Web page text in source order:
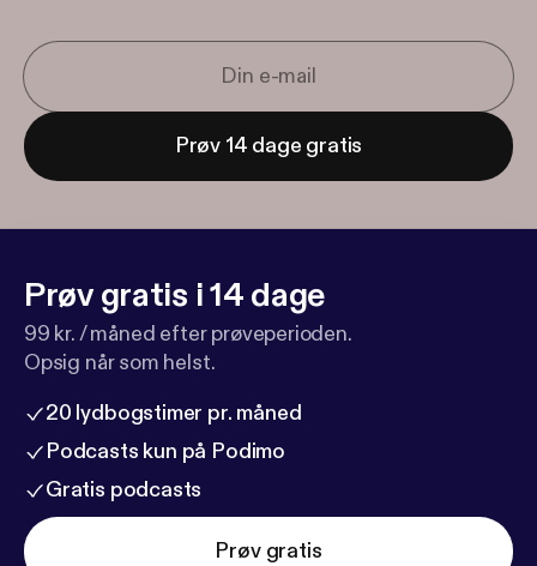
Prøv 14 dage gratis
Prøv gratis i 14 dage
99 kr. / måned efter prøveperioden.
Opsig når som helst.
20 lydbogstimer pr. måned
Podcasts kun på Podimo
Gratis podcasts
Prøv gratis